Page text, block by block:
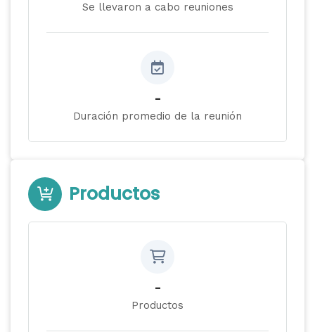
Se llevaron a cabo reuniones
-
Duración promedio de la reunión
Productos
-
Productos